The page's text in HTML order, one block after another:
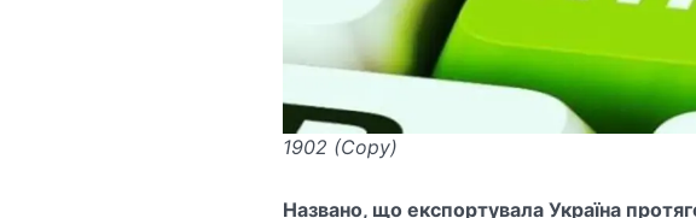
1902 (Copy)
Названо, що експортувала Україна